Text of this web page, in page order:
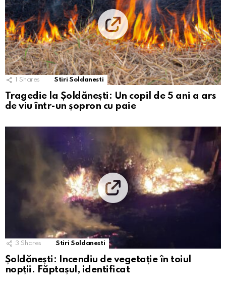
Shares Stiri Soldanesti
Tragedie la Șoldănești: Un copil de 5 ani a ars
de viu într-un șopron cu paie
3 Shares Stiri Soldanesti
Șoldănești: Incendiu de vegetație în toiul
nopții. Făptașul, identificat